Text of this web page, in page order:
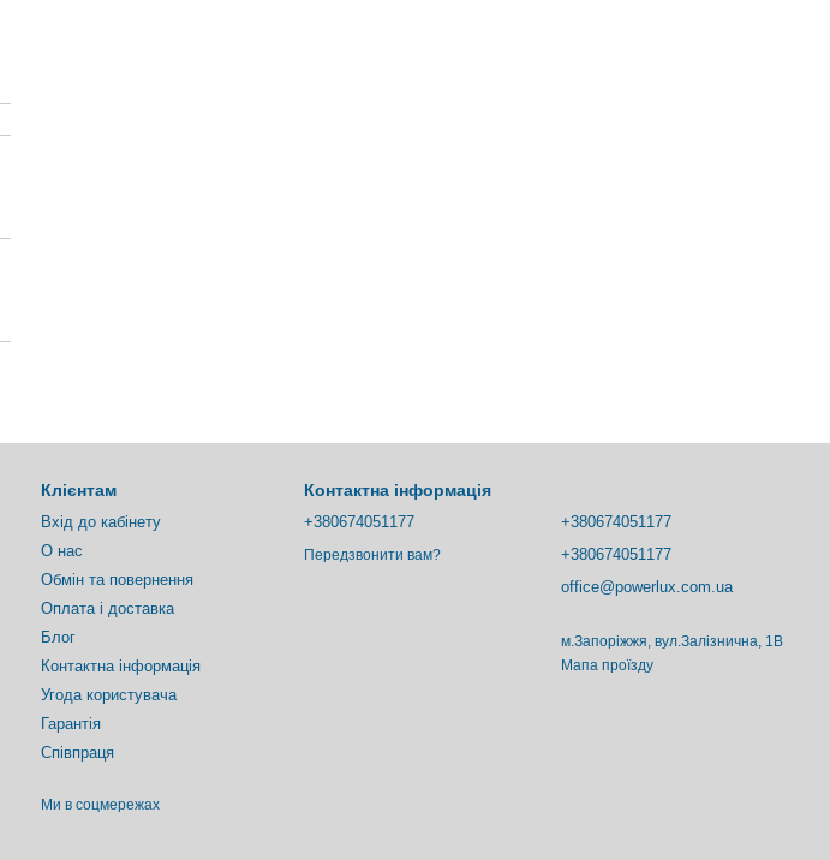
Клієнтам
Вхід до кабінету
О нас
Обмін та повернення
Оплата і доставка
Блог
Контактна інформація
Угода користувача
Гарантія
Співпраця
Ми в соцмережах
Контактна інформація
+380674051177
Передзвонити вам?
+380674051177
+380674051177
office@powerlux.com.ua
м.Запоріжжя, вул.Залізнична, 1В
Мапа проїзду